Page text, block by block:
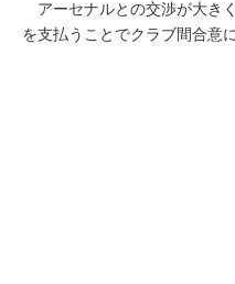
アーセナルとの交渉が大き
を支払うことでクラブ間合意